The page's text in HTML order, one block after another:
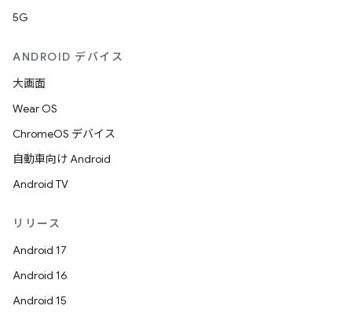
5G
ANDROID デバイス
大画面
Wear OS
ChromeOS デバイス
自動車向け Android
Android TV
リリース
Android 17
Android 16
Android 15